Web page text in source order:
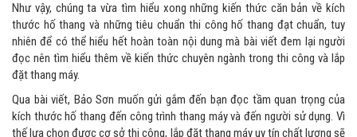
Như vậy, chúng ta vừa tìm hiểu xong những kiến thức căn bản về kích
thước hố thang và những tiêu chuẩn thi công hố thang đạt chuẩn, tuy
nhiên để có thể hiểu hết hoàn toàn nội dung mà bài viết đem lại người
đọc nên tìm hiểu thêm về kiến thức chuyên ngành trong thi công và lắp
đặt thang máy.
Qua bài viết, Bảo Sơn muốn gửi gắm đến bạn đọc tầm quan trọng của
kích thước hố thang đến công trình thang máy và đến người sử dụng. Vì
thế lựa chọn được cơ sở thi công, lắp đặt thang máy uy tín chất lượng sẽ